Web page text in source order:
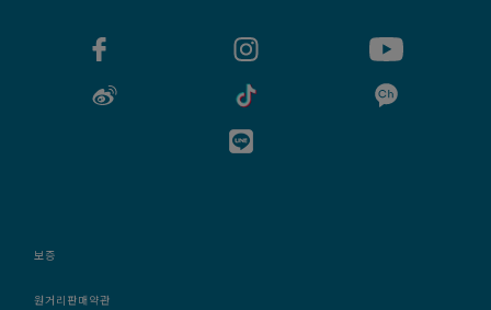
보증
원거리판매약관